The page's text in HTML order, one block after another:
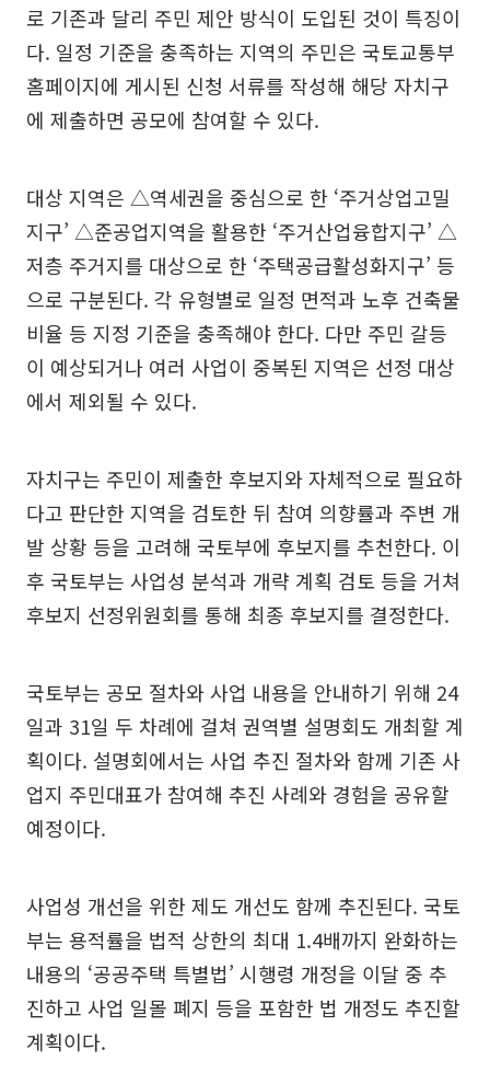
로 기존과 달리 주민 제안 방식이 도입된 것이 특징이
다. 일정 기준을 충족하는 지역의 주민은 국토교통부
홈페이지에 게시된 신청 서류를 작성해 해당 자치구
에 제출하면 공모에 참여할 수 있다.
대상 지역은 △역세권을 중심으로 한 ‘주거상업고밀
지구’ △준공업지역을 활용한 ‘주거산업융합지구’ △
저층 주거지를 대상으로 한 ‘주택공급활성화지구’ 등
으로 구분된다. 각 유형별로 일정 면적과 노후 건축물
비율 등 지정 기준을 충족해야 한다. 다만 주민 갈등
이 예상되거나 여러 사업이 중복된 지역은 선정 대상
에서 제외될 수 있다.
자치구는 주민이 제출한 후보지와 자체적으로 필요하
다고 판단한 지역을 검토한 뒤 참여 의향률과 주변 개
발 상황 등을 고려해 국토부에 후보지를 추천한다. 이
후 국토부는 사업성 분석과 개략 계획 검토 등을 거쳐
후보지 선정위원회를 통해 최종 후보지를 결정한다.
국토부는 공모 절차와 사업 내용을 안내하기 위해 24
일과 31일 두 차례에 걸쳐 권역별 설명회도 개최할 계
획이다. 설명회에서는 사업 추진 절차와 함께 기존 사
업지 주민대표가 참여해 추진 사례와 경험을 공유할
예정이다.
사업성 개선을 위한 제도 개선도 함께 추진된다. 국토
부는 용적률을 법적 상한의 최대 1.4배까지 완화하는
내용의 ‘공공주택 특별법’ 시행령 개정을 이달 중 추
진하고 사업 일몰 폐지 등을 포함한 법 개정도 추진할
계획이다.